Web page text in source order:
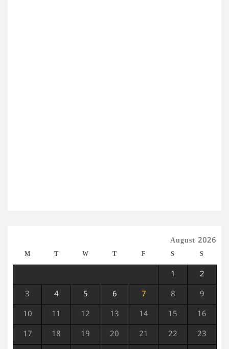
August 2026
M T W T F S S
1 2
3 4 5 6 7 8 9
10 11 12 13 14 15 16
17 18 19 20 21 22 23